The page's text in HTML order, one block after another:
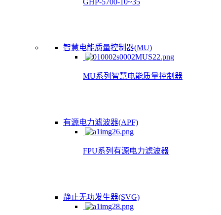
GHP-5700-10~35
智慧电能质量控制器(MU)
MU系列智慧电能质量控制器
有源电力滤波器(APF)
FPU系列有源电力滤波器
静止无功发生器(SVG)